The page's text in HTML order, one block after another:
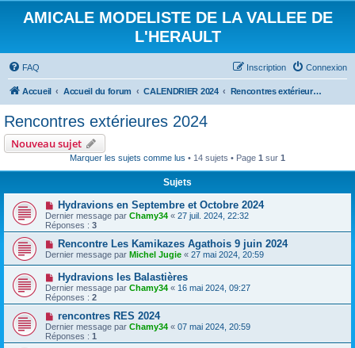
AMICALE MODELISTE DE LA VALLEE DE
L'HERAULT
FAQ Connexion
Inscription
Accueil Accueil du forum CALENDRIER 2024 Rencontres extérieures 2024
Rencontres extérieures 2024
Nouveau sujet
Marquer les sujets comme lus • 14 sujets • Page 1 sur 1
Sujets
Hydravions en Septembre et Octobre 2024
Dernier message par Chamy34 « 27 juil. 2024, 22:32
Réponses : 3
Rencontre Les Kamikazes Agathois 9 juin 2024
Dernier message par Michel Jugie « 27 mai 2024, 20:59
Hydravions les Balastières
Dernier message par Chamy34 « 16 mai 2024, 09:27
Réponses : 2
rencontres RES 2024
Dernier message par Chamy34 « 07 mai 2024, 20:59
Réponses : 1